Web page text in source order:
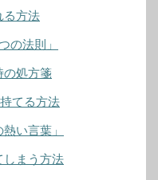
る方法
の法則」
の処方箋
てる方法
い言葉」
しまう方法